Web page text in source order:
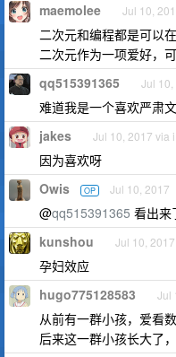
maemolee Jul 10,
二次元和编程都是可以
二次元作为一项爱好，
qq515391365 Jul 10,
难道我是一个喜欢严肃
jakes Jul 10, 2017 via
因为喜欢呀
Owis OP Jul 10, 2017
@qq515391365 看出来
kunshou Jul 10,
孕妇效应
hugo775128583 Jul
从前有一群小孩，爱看
后来这一群小孩长大了